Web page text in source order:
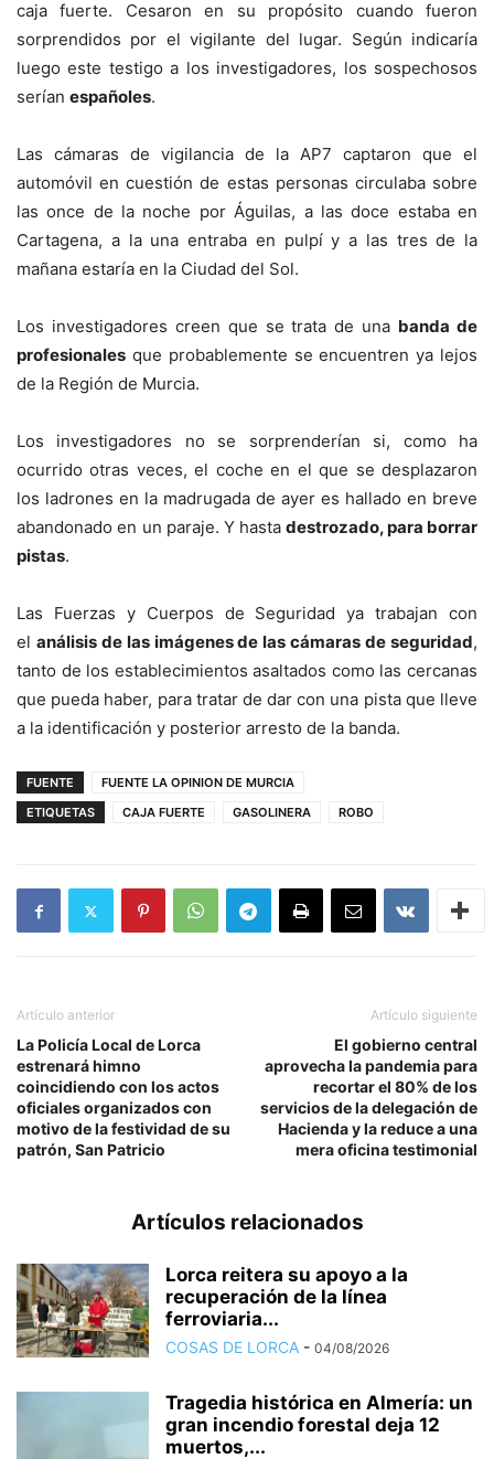
caja fuerte. Cesaron en su propósito cuando fueron
sorprendidos por el vigilante del lugar. Según indicaría
luego este testigo a los investigadores, los sospechosos
serían españoles.
Las cámaras de vigilancia de la AP7 captaron que el
automóvil en cuestión de estas personas circulaba sobre
las once de la noche por Águilas, a las doce estaba en
Cartagena, a la una entraba en pulpí y a las tres de la
mañana estaría en la Ciudad del Sol.
Los investigadores creen que se trata de una banda de
profesionales que probablemente se encuentren ya lejos
de la Región de Murcia.
Los investigadores no se sorprenderían si, como ha
ocurrido otras veces, el coche en el que se desplazaron
los ladrones en la madrugada de ayer es hallado en breve
abandonado en un paraje. Y hasta destrozado, para borrar
pistas.
Las Fuerzas y Cuerpos de Seguridad ya trabajan con
el análisis de las imágenes de las cámaras de seguridad,
tanto de los establecimientos asaltados como las cercanas
que pueda haber, para tratar de dar con una pista que lleve
a la identificación y posterior arresto de la banda.
FUENTE
FUENTE LA OPINION DE MURCIA
ETIQUETAS
CAJA FUERTE GASOLINERA ROBO
Artículo anterior
La Policía Local de Lorca
estrenará himno
coincidiendo con los actos
oficiales organizados con
motivo de la festividad de su
patrón, San Patricio
Artículo siguiente
El gobierno central
aprovecha la pandemia para
recortar el 80% de los
servicios de la delegación de
Hacienda y la reduce a una
mera oficina testimonial
Artículos relacionados
Lorca reitera su apoyo a la
recuperación de la línea
ferroviaria...
COSAS DE LORCA - 04/08/2026
Tragedia histórica en Almería: un
gran incendio forestal deja 12
muertos,...